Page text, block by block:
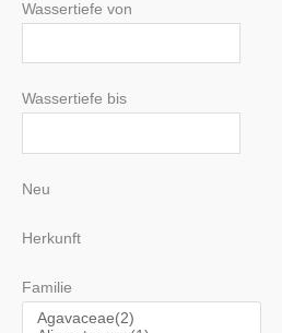
Wassertiefe von
Wassertiefe bis
Neu
Herkunft
Familie